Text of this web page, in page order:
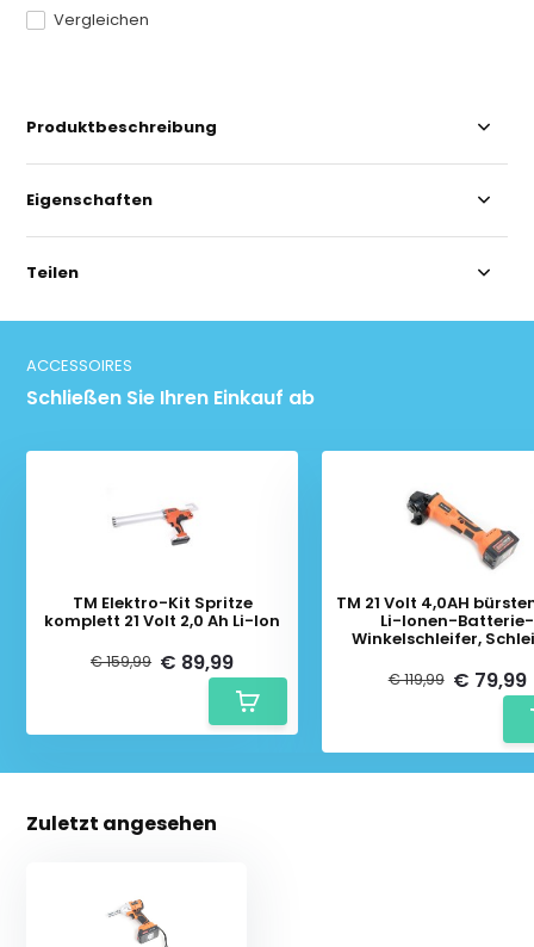
Vergleichen
Produktbeschreibung
Eigenschaften
Teilen
ACCESSOIRES
Schließen Sie Ihren Einkauf ab
TM Elektro-Kit Spritze
komplett 21 Volt 2,0 Ah Li-Ion
€ 159,99 € 89,99
TM 21 Volt 4,0AH
Li-Ionen-Batterie-
Winkelschleifer,
€ 119,99 € 79,99
Zuletzt angesehen